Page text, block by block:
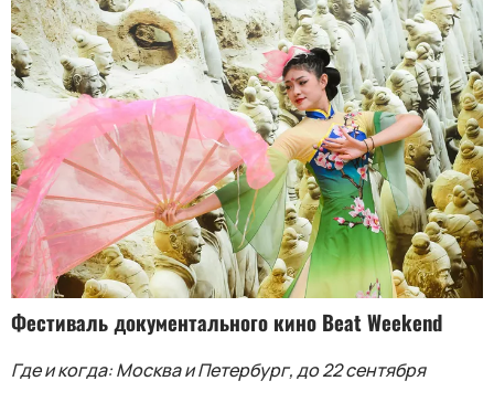
Фестиваль документального кино Beat Weekend
Где и когда: Москва и Петербург, до 22 сентября